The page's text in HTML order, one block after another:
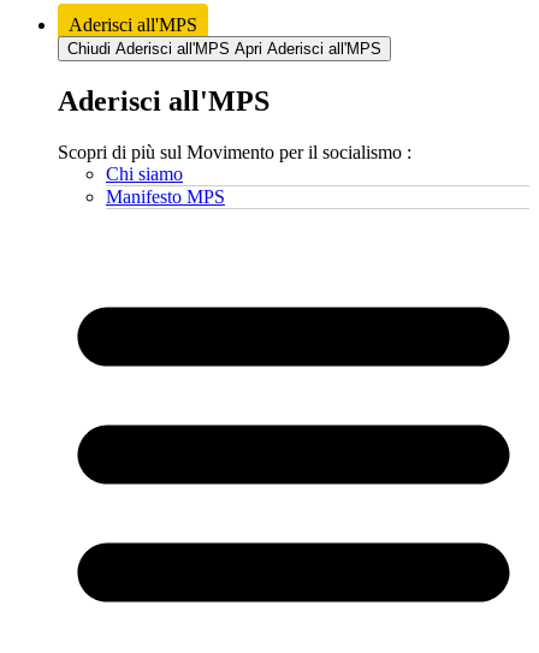
Aderisci all'MPS
Chiudi Aderisci all'MPS Apri Aderisci all'MPS
Aderisci all'MPS
Scopri di più sul Movimento per il socialismo :
Chi siamo
Manifesto MPS